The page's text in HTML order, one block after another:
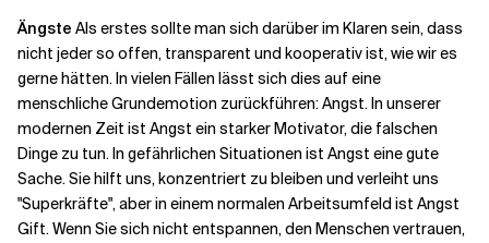
Ängste Als erstes sollte man sich darüber im Klaren sein, dass
nicht jeder so offen, transparent und kooperativ ist, wie wir es
gerne hätten. In vielen Fällen lässt sich dies auf eine
menschliche Grundemotion zurückführen: Angst. In unserer
modernen Zeit ist Angst ein starker Motivator, die falschen
Dinge zu tun. In gefährlichen Situationen ist Angst eine gute
Sache. Sie hilft uns, konzentriert zu bleiben und verleiht uns
"Superkräfte", aber in einem normalen Arbeitsumfeld ist Angst
Gift. Wenn Sie sich nicht entspannen, den Menschen vertrauen,